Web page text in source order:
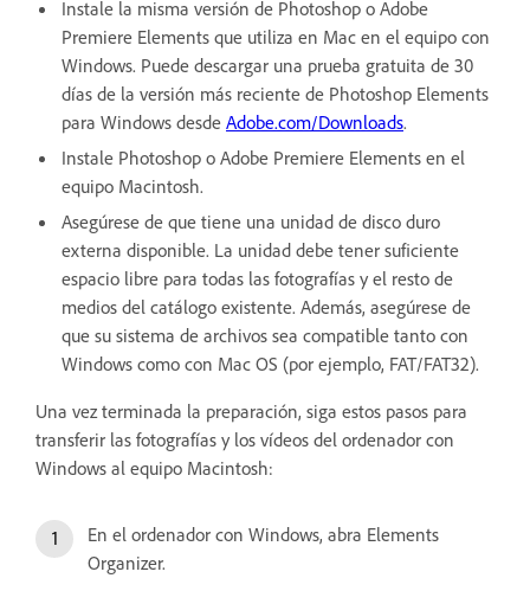
Instale la misma versión de Photoshop o Adobe
Premiere Elements que utiliza en Mac en el equipo con
Windows. Puede descargar una prueba gratuita de 30
días de la versión más reciente de Photoshop Elements
para Windows desde Adobe.com/Downloads.
Instale Photoshop o Adobe Premiere Elements en el
equipo Macintosh.
Asegúrese de que tiene una unidad de disco duro
externa disponible. La unidad debe tener suficiente
espacio libre para todas las fotografías y el resto de
medios del catálogo existente. Además, asegúrese de
que su sistema de archivos sea compatible tanto con
Windows como con Mac OS (por ejemplo, FAT/FAT32).
Una vez terminada la preparación, siga estos pasos para
transferir las fotografías y los vídeos del ordenador con
Windows al equipo Macintosh:
En el ordenador con Windows, abra Elements
Organizer.